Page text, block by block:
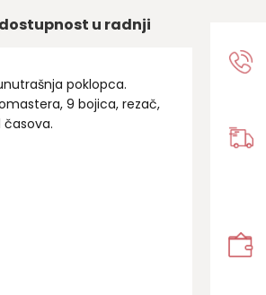
dostupnost u radnji
poklopca.
9 bojica, rezač,